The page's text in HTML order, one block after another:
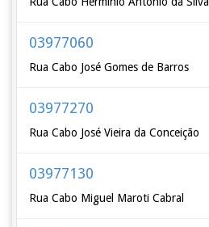
03977060
Rua Cabo José Gomes de Barros
03977270
Rua Cabo José Vieira da Conceição
03977130
Rua Cabo Miguel Maroti Cabral